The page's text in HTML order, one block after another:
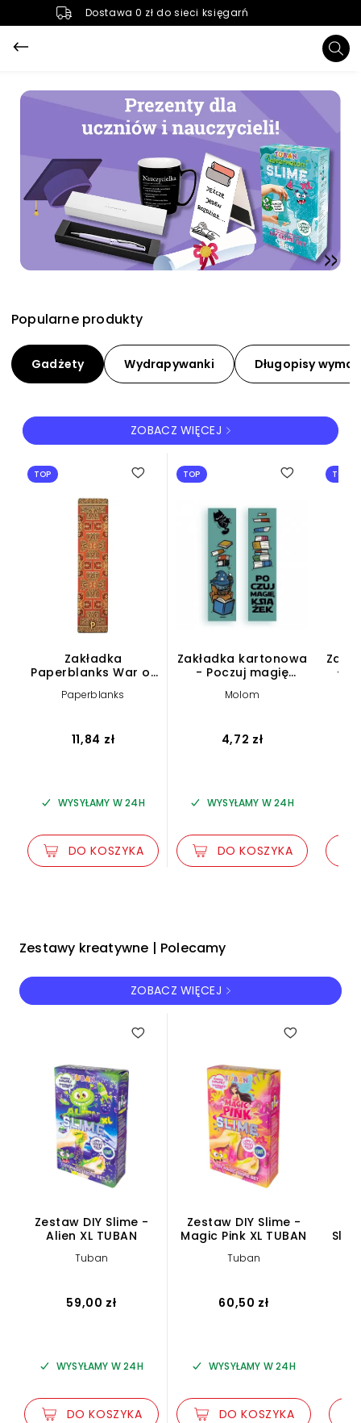
Dostawa 0 zł do sieci księgarń
Popularne produkty
Gadżety Wydrapywanki Długopisy
GADŻETY
ZOBACZ WIĘCEJ
TOP
Zakładka
Paperblanks War of
Paperblanks
11,84 zł
WYSYŁAMY W 24H
DO KOSZYKA
TOP
Zakładka kartonowa
- Poczuj magię
Molom
4,72 zł
WYSYŁAMY W 24H
DO KOSZYKA
TOP
-
Zestawy kreatywne | Polecamy
ZOBACZ WIĘCEJ
Zestaw DIY Slime -
Alien XL TUBAN
Tuban
59,00 zł
WYSYŁAMY W 24H
DO KOSZYKA
Zestaw DIY Slime -
Magic Pink XL TUBAN
Tuban
60,50 zł
WYSYŁAMY W 24H
DO KOSZYKA